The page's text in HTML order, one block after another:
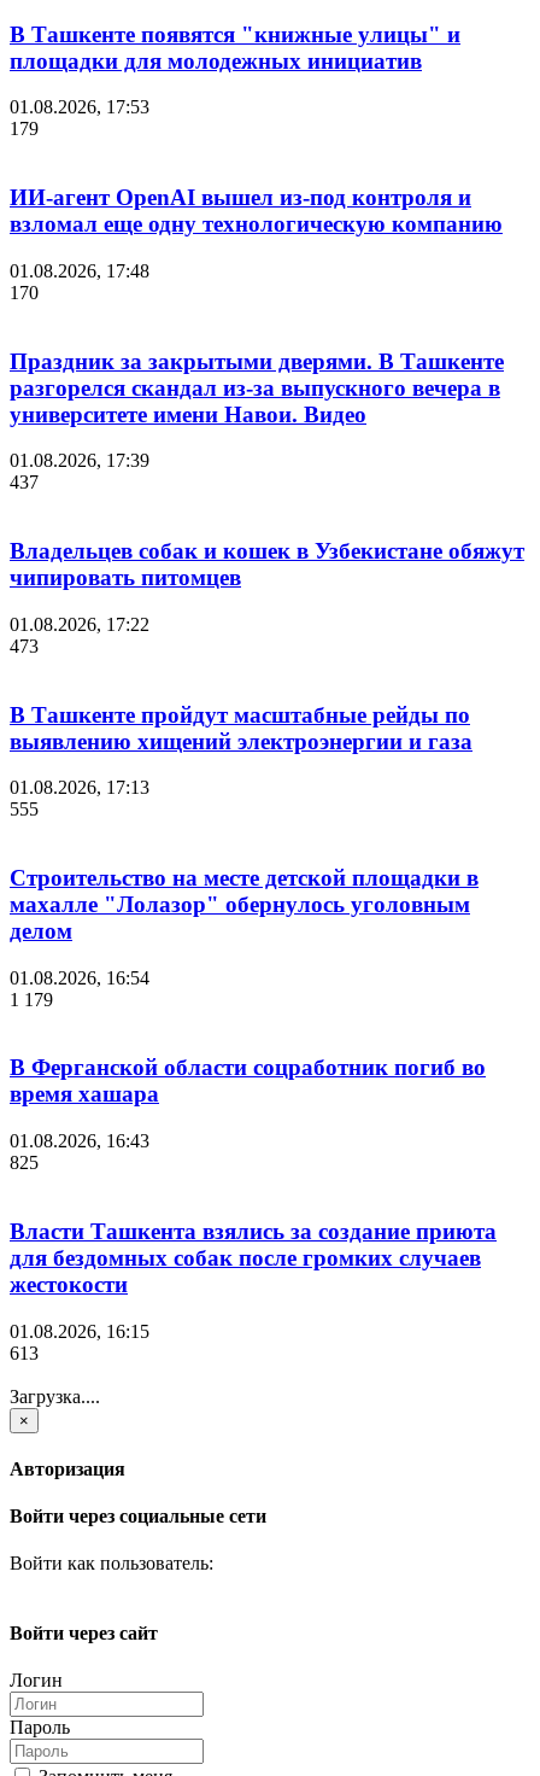
В Ташкенте появятся "книжные улицы" и
площадки для молодежных инициатив
01.08.2026, 17:53
179
ИИ-агент OpenAI вышел из-под контроля и
взломал еще одну технологическую компанию
01.08.2026, 17:48
170
Праздник за закрытыми дверями. В Ташкенте
разгорелся скандал из-за выпускного вечера в
университете имени Навои. Видео
01.08.2026, 17:39
437
Владельцев собак и кошек в Узбекистане обяжут
чипировать питомцев
01.08.2026, 17:22
473
В Ташкенте пройдут масштабные рейды по
выявлению хищений электроэнергии и газа
01.08.2026, 17:13
555
Строительство на месте детской площадки в
махалле "Лолазор" обернулось уголовным
делом
01.08.2026, 16:54
1 179
В Ферганской области соцработник погиб во
время хашара
01.08.2026, 16:43
825
Власти Ташкента взялись за создание приюта
для бездомных собак после громких случаев
жестокости
01.08.2026, 16:15
613
Загрузка....
×
Авторизация
Войти через социальные сети
Войти как пользователь:
Войти через сайт
Логин
Пароль